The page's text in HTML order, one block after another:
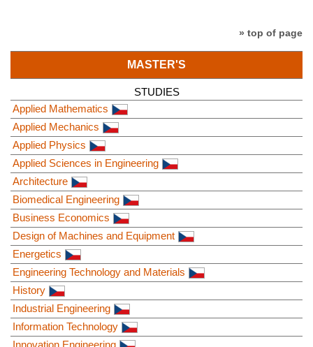
» top of page
MASTER'S
STUDIES
Applied Mathematics
Applied Mechanics
Applied Physics
Applied Sciences in Engineering
Architecture
Biomedical Engineering
Business Economics
Design of Machines and Equipment
Energetics
Engineering Technology and Materials
History
Industrial Engineering
Information Technology